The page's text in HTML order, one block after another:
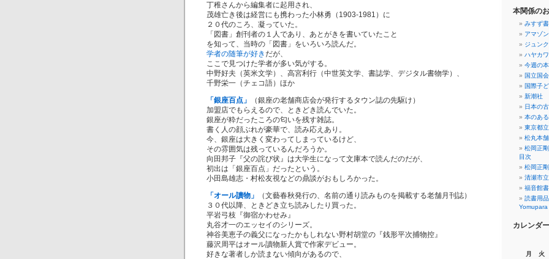
丁稚さんから編集者に起用され、
茂雄亡き後は経営にも携わった小林勇（1903-1981）に
２０代のころ、凝っていた。
「図書」創刊者の１人であり、あとがきを書いていたこと
を知って、当時の「図書」をいろいろ読んだ。
学者の随筆が好きだが、
ここで見つけた学者が多い気がする。
中野好夫（英米文学）、高宮利行（中世英文学、書誌学、デジタル書物学）、
千野栄一（チェコ語）ほか
「銀座百点」
（銀座の老舗商店会が発行するタウン誌の先駆け）
加盟店でもらえるので、ときどき読んでいた。
銀座が粋だったころの匂いを残す雑誌。
書く人の顔ぶれが豪華で、読み応えあり。
今、銀座は大きく変わってしまっているけど、
その雰囲気は残っているんだろうか。
向田邦子『父の詫び状』は大学生になって文庫本で読んだのだが、
初出は「銀座百点」だったという。
小田島雄志・村松友視などの鼎談がおもしろかった。
「オール讀物」
（文藝春秋発行の、名前の通り読みものを掲載する老舗月刊誌）
３０代以降、ときどき立ち読みしたり買った。
平岩弓枝『御宿かわせみ』
丸谷才一のエッセイのシリーズ。
神谷美恵子の義父になったかもしれない野村胡堂の『銭形平次捕物控』
藤沢周平はオール讀物新人賞で作家デビュー。
好きな著者しか読まない傾向があるので、
本関係の
みすず
アマゾン
ジュン
ハヤカ
今週の
国立国
国際子
新潮社
日本の
本のあ
東京都
松丸本舗
松岡正
目次
松岡正
清瀬市
福音館
読書用
Yomupara
カレンダー
月 火